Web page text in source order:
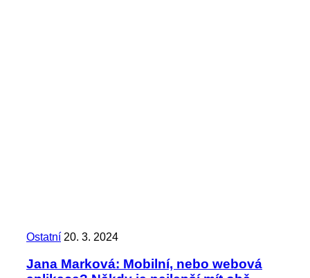
Ostatní 20. 3. 2024
Jana Marková: Mobilní, nebo webová